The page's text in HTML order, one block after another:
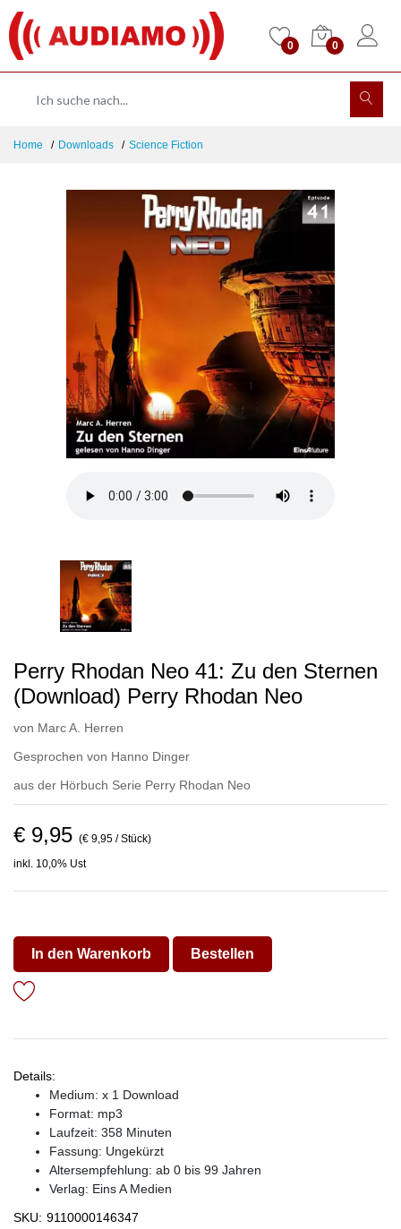
0 0
Home Downloads Science Fiction
Perry Rhodan Neo 41: Zu den Sternen
(Download) Perry Rhodan Neo
von Marc A. Herren
Gesprochen von Hanno Dinger
aus der Hörbuch Serie Perry Rhodan Neo
€ 9,95 (€ 9,95 / Stück)
inkl. 10,0% Ust
In den Warenkorb Bestellen
Details:
Medium: x 1 Download
Format: mp3
Laufzeit: 358 Minuten
Fassung: Ungekürzt
Altersempfehlung: ab 0 bis 99 Jahren
Verlag: Eins A Medien
SKU: 9110000146347